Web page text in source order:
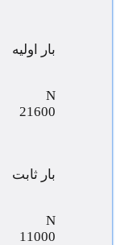
بار اولیه
N
21600
بار ثابت
N
11000